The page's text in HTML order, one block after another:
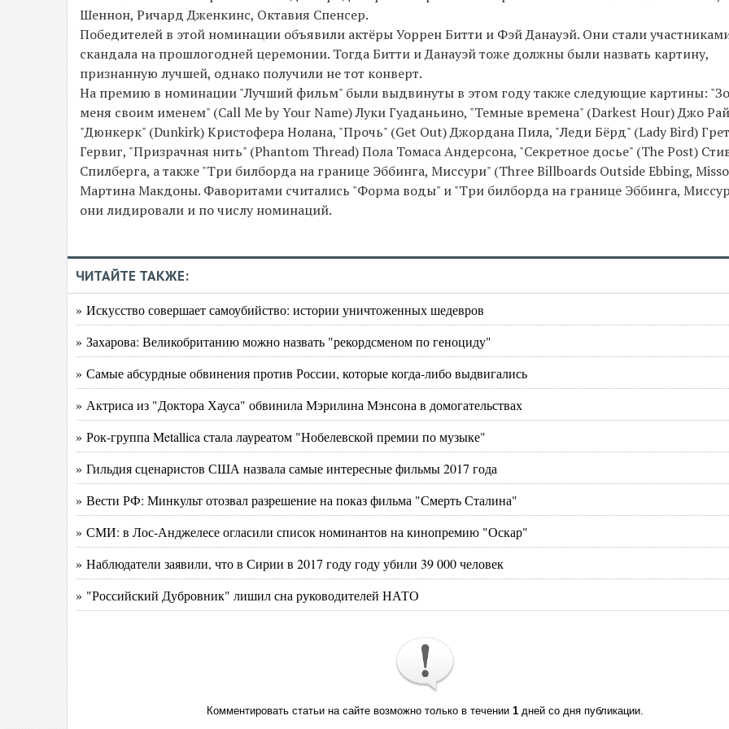
Шеннон, Ричард Дженкинс, Октавия Спенсер.
Победителей в этой номинации объявили актёры Уоррен Битти и Фэй Данауэй. Они стали
скандала на прошлогодней церемонии. Тогда Битти и Данауэй тоже должны были назвать картину,
признанную лучшей, однако получили не тот конверт.
На премию в номинации "Лучший фильм" были выдвинуты в этом году также следующие картины:
меня своим именем" (Call Me by Your Name) Луки Гуаданьино, "Темные времена" (Darkest Hour) Джо
"Дюнкерк" (Dunkirk) Кристофера Нолана, "Прочь" (Get Out) Джордана Пила, "Леди Бёрд" (Lady Bird)
Гервиг, "Призрачная нить" (Phantom Thread) Пола Томаса Андерсона, "Секретное досье" (The Post)
Спилберга, а также "Три билборда на границе Эббинга, Миссури" (Three Billboards Outside Ebbing,
Мартина Макдоны. Фаворитами считались "Форма воды" и "Три билборда на границе Эббинга,
они лидировали и по числу номинаций.
ЧИТАЙТЕ ТАКЖЕ:
» Искусство совершает самоубийство: истории уничтоженных шедевров
» Захарова: Великобританию можно назвать "рекордсменом по геноциду"
» Самые абсурдные обвинения против России, которые когда-либо выдвигались
» Актриса из "Доктора Хауса" обвинила Мэрилина Мэнсона в домогательствах
» Рок-группа Metallica стала лауреатом "Нобелевской премии по музыке"
» Гильдия сценаристов США назвала самые интересные фильмы 2017 года
» Вести РФ: Минкульт отозвал разрешение на показ фильма "Смерть Сталина"
» СМИ: в Лос-Анджелесе огласили список номинантов на кинопремию "Оскар"
» Наблюдатели заявили, что в Сирии в 2017 году году убили 39 000 человек
» "Российский Дубровник" лишил сна руководителей НАТО
Комментировать статьи на сайте возможно только в течении 1дней со дня публикации.